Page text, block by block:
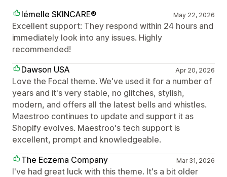
lémelle SKINCARE® May 22, 2026
Excellent support: They respond within 24 hours and
immediately look into any issues. Highly
recommended!
Dawson USA
Apr 20, 2026
Love the Focal theme. We've used it for a number of
years and it's very stable, no glitches, stylish,
modern, and offers all the latest bells and whistles.
Maestroo continues to update and support it as
Shopify evolves. Maestroo's tech support is
excellent, prompt and knowledgeable.
The Eczema Company
Mar 31, 2026
I've had great luck with this theme. It's a bit older